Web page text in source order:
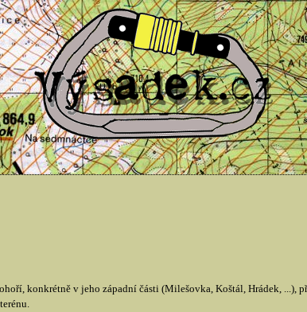
konkrétně v jeho západní části (Milešovka, Koštál, Hrádek, ...),